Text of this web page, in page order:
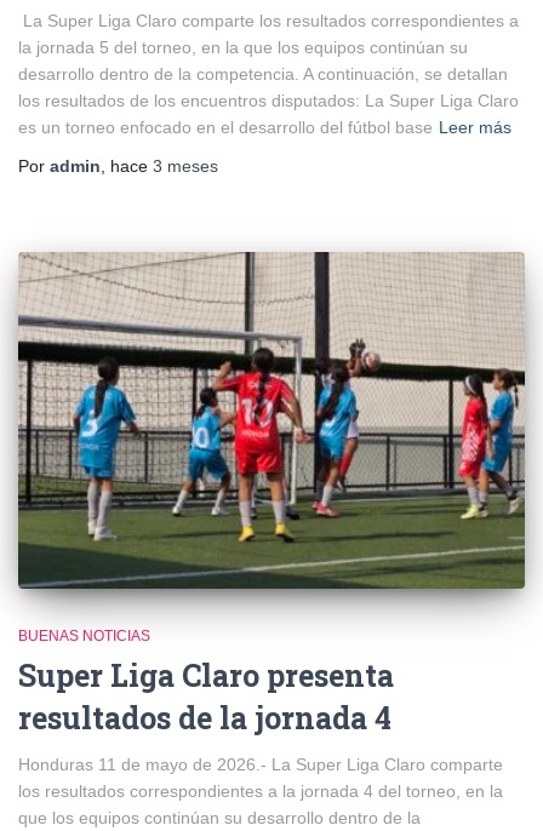
La Super Liga Claro comparte los resultados correspondientes a
la jornada 5 del torneo, en la que los equipos continúan su
desarrollo dentro de la competencia. A continuación, se detallan
los resultados de los encuentros disputados: La Super Liga Claro
es un torneo enfocado en el desarrollo del fútbol base Leer más
Por admin , hace 3 meses
BUENAS NOTICIAS
Super Liga Claro presenta
resultados de la jornada 4
Honduras 11 de mayo de 2026.- La Super Liga Claro comparte
los resultados correspondientes a la jornada 4 del torneo, en la
que los equipos continúan su desarrollo dentro de la